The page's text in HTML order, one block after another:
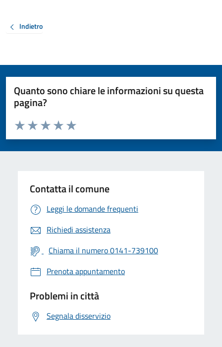
Indietro
Quanto sono chiare le informazioni su questa
pagina?
Valuta da 1 a 5 stelle la pagina
Valuta 5 stelle su 5
Valuta 4 stelle su 5
Valuta 3 stelle su 5
Valuta 2 stelle su 5
Valuta 1 stelle su 5
Contatta il comune
Leggi le domande frequenti
Richiedi assistenza
Chiama il numero 0141-739100
Prenota appuntamento
Problemi in città
Segnala disservizio